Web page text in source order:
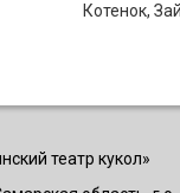
Котенок,
театр кукол»